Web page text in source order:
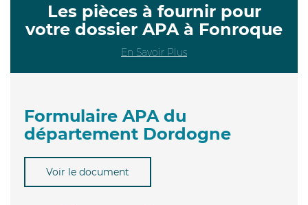
Les pièces à fournir pour
votre dossier APA à Fonroque
En Savoir Plus
Formulaire APA du
département Dordogne
Voir le document